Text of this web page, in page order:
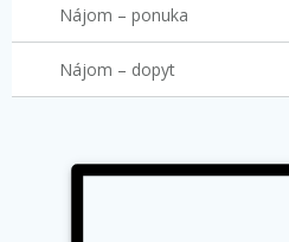
Nájom – ponuka
Nájom – dopyt